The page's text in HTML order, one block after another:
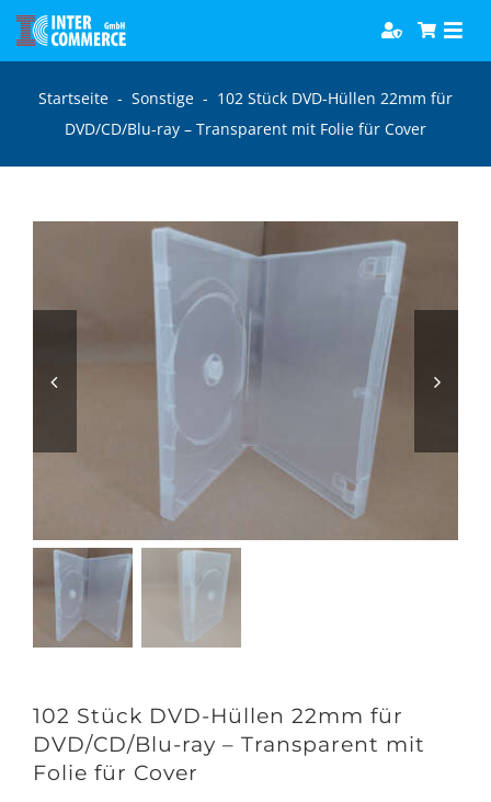
Zum
Inhalt
Software
Games
Bücher
Startseite - Sonstige - 102 Stück DVD-Hüllen 22mm für
DVD/CD/Blu-ray – Transparent mit Folie für Cover
102 Stück DVD-Hüllen 22mm für
DVD/CD/Blu-ray – Transparent mit
Folie für Cover